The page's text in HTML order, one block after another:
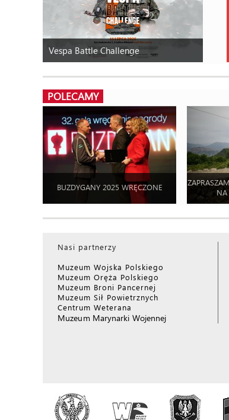
Vespa Battle Challenge
POLECAMY
BUZDYGANY 2025 WRĘCZONE
NA
Nasi partnerzy
Muzeum Wojska Polskiego
Muzeum Oręża Polskiego
Muzeum Broni Pancernej
Muzeum Sił Powietrznych
Centrum Weterana
Muzeum Marynarki Wojennej